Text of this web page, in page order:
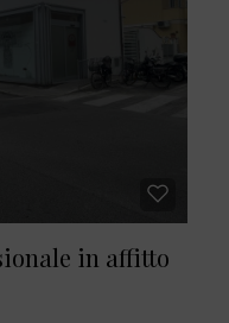
in affitto